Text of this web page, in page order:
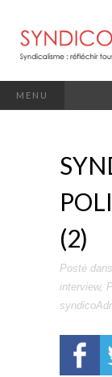
MENU
(2)
Posté dans
interview,